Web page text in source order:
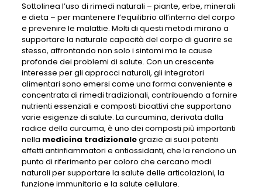
Sottolinea l’uso di rimedi naturali – piante, erbe, minerali
e dieta – per mantenere l’equilibrio all’interno del corpo
e prevenire le malattie. Molti di questi metodi mirano a
supportare la naturale capacità del corpo di guarire se
stesso, affrontando non solo i sintomi ma le cause
profonde dei problemi di salute. Con un crescente
interesse per gli approcci naturali, gli integratori
alimentari sono emersi come una forma conveniente e
concentrata di rimedi tradizionali, contribuendo a fornire
nutrienti essenziali e composti bioattivi che supportano
varie esigenze di salute. La curcumina, derivata dalla
radice della curcuma, è uno dei composti più importanti
nella medicina tradizionalegrazie ai suoi potenti
effetti antinfiammatori e antiossidanti, che la rendono un
punto di riferimento per coloro che cercano modi
naturali per supportare la salute delle articolazioni, la
funzione immunitaria e la salute cellulare.